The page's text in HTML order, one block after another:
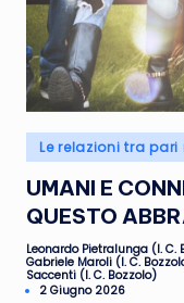
Posted
in
Le relazioni tra
UMANI E
QUESTO
Posted
by
Leonardo Pietralunga (I. C.
Gabriele Maroli (I. C.
Saccenti (I. C. Bozzolo)
2 Giugno 2026